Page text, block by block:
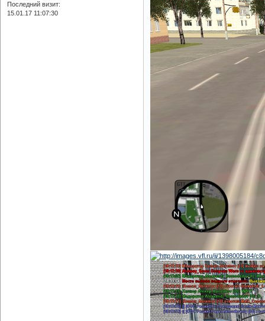
Последний визит:
15.01.17 11:07:30